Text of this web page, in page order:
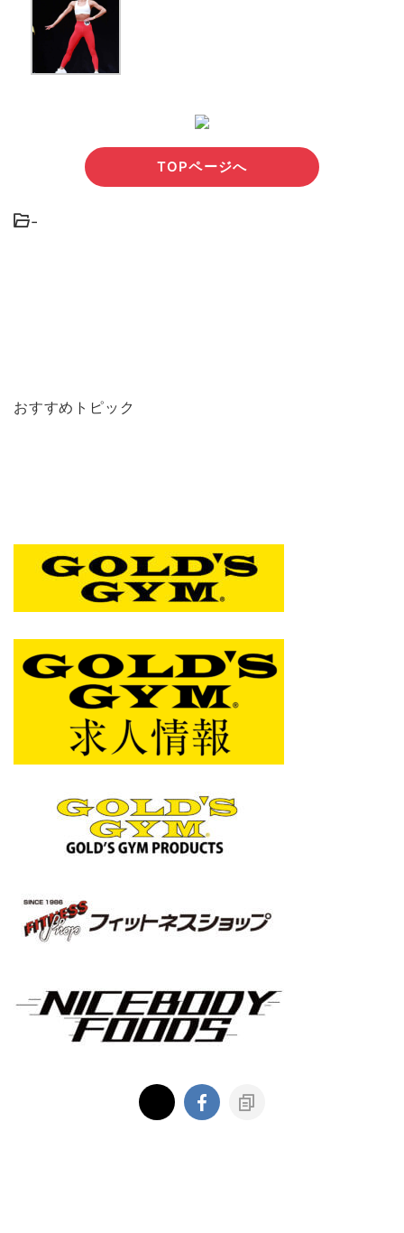
TOPページへ
-
おすすめトピック